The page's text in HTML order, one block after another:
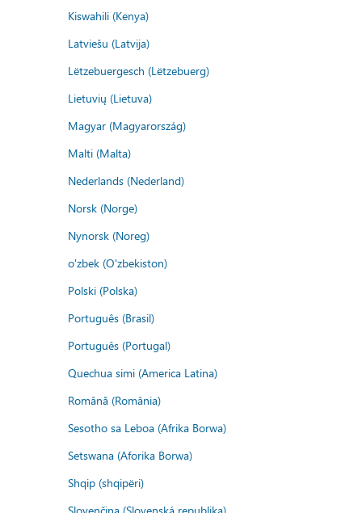
Kiswahili (Kenya)
Latviešu (Latvija)
Lëtzebuergesch (Lëtzebuerg)
Lietuvių (Lietuva)
Magyar (Magyarország)
Malti (Malta)
Nederlands (Nederland)
Norsk (Norge)
Nynorsk (Noreg)
o'zbek (O'zbekiston)
Polski (Polska)
Português (Brasil)
Português (Portugal)
Quechua simi (America Latina)
Română (România)
Sesotho sa Leboa (Afrika Borwa)
Setswana (Aforika Borwa)
Shqip (shqipëri)
Slovenčina (Slovenská republika)